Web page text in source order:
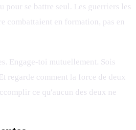
pour se battre seul. Les guerriers les
combattaient en formation, pas en
Engage-toi mutuellement. Sois
regarde comment la force de deux
ce qu'aucun des deux ne